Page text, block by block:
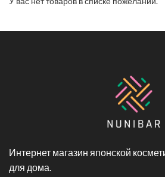
Интернет магазин японской
для дома.